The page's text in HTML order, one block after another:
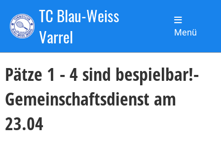
TC Blau-Weiss
Varrel
Menü
Zurück
, Sanchez de la Torre Nicolas
Pätze 1 - 4 sind bespielbar!-
Gemeinschaftsdienst am
23.04